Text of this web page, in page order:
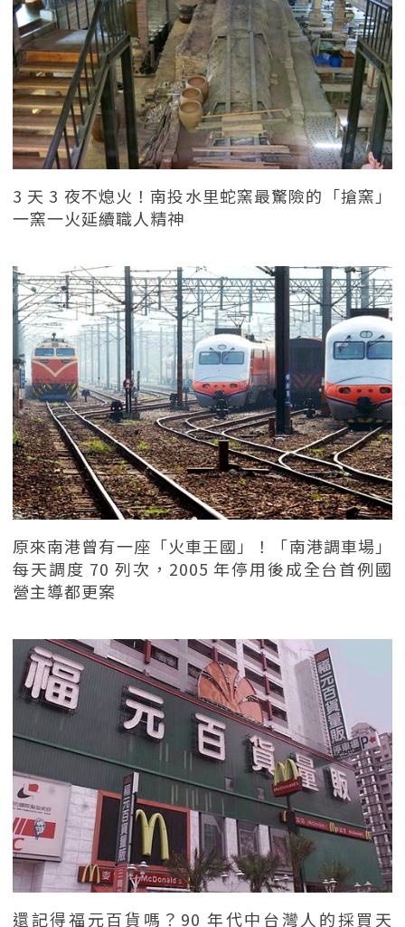
3 天 3 夜不熄火！南投水里蛇窯最驚險的「搶窯」
一窯一火延續職人精神
原來南港曾有一座「火車王國」！「南港調車場」
每天調度 70 列次，2005 年停用後成全台首例國
營主導都更案
還記得福元百貨嗎？90 年代中台灣人的採買天